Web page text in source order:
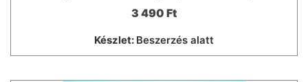
3 490 Ft
Készlet: Beszerzés alatt